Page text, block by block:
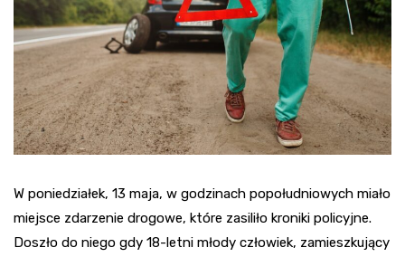
W poniedziałek, 13 maja, w godzinach popołudniowych miało
miejsce zdarzenie drogowe, które zasiliło kroniki policyjne.
Doszło do niego gdy 18-letni młody człowiek, zamieszkujący